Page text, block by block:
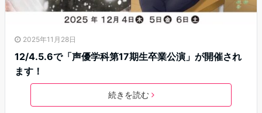
2025年11月28日
12/4.5.6で「声優学科第17期生卒業公演」が開催され
ます！
続きを読む